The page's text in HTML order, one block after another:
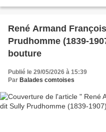
René Armand
Prudhomme (1839-
bouture
Publié le 29/05/2026 à 15:39
Par Balades comtoises